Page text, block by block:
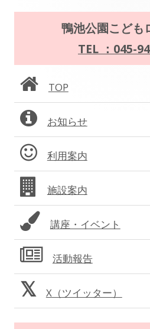
の
ー
ジ
送
り
ン
サ
イ
ド
バ
ー
鴨池公園こども
TEL ：045-
TOP
お知らせ
利用案内
施設案内
講座・イベント
活動報告
X（ツイッター）